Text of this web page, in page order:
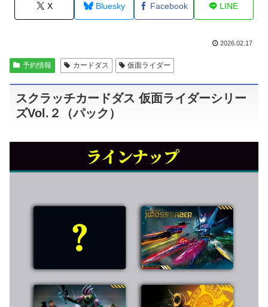
X Bluesky Facebook LINE
2026.02.17
予約情報 カードダス 仮面ライダー
スクラッチカードダス 仮面ライダーシリー
ズVol.２（パック）